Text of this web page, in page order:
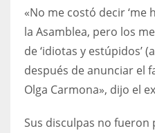
NYG
24
MIA
«No me costó decir ‘me
la Asamblea, pero los
de ‘idiotas y estúpidos’
después de anunciar el
Olga Carmona», dijo el
Sus disculpas no fueron